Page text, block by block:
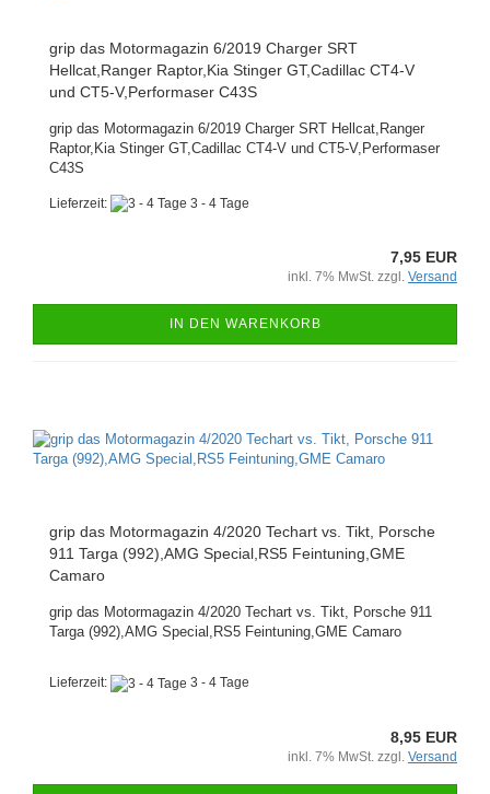
grip das Motormagazin 6/2019 Charger SRT
Hellcat,Ranger Raptor,Kia Stinger GT,Cadillac CT4-V
und CT5-V,Performaser C43S
grip das Motormagazin 6/2019 Charger SRT Hellcat,Ranger
Raptor,Kia Stinger GT,Cadillac CT4-V und CT5-V,Performaser
C43S
Lieferzeit: 3 - 4 Tage
7,95 EUR
inkl. 7% MwSt. zzgl. Versand
IN DEN WARENKORB
grip das Motormagazin 4/2020 Techart vs. Tikt, Porsche
911 Targa (992),AMG Special,RS5 Feintuning,GME
Camaro
grip das Motormagazin 4/2020 Techart vs. Tikt, Porsche 911
Targa (992),AMG Special,RS5 Feintuning,GME Camaro
Lieferzeit: 3 - 4 Tage
8,95 EUR
inkl. 7% MwSt. zzgl. Versand